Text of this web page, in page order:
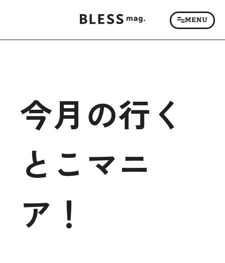
今月の行く
とこマニ
ア！